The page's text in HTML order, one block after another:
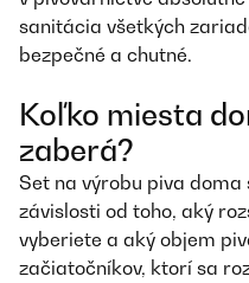
sanitácia všetkých
bezpečné a chutné.
Koľko miesta
zaberá?
Set na výrobu piva doma
závislosti od toho, aký
vyberiete a aký objem
začiatočníkov, ktorí sa